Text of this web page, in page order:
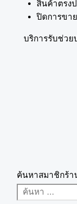
ค้นหาสมาชิกร้า
สินค้าตรง
ปิดการขา
บริการรับช่วย